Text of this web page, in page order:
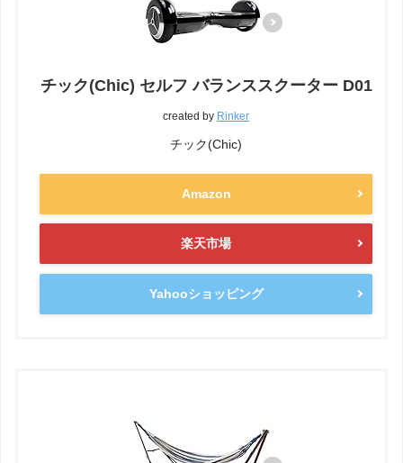
チック(Chic) セルフ バランススクーター D01
created by Rinker
チック(Chic)
Amazon
楽天市場
Yahooショッピング